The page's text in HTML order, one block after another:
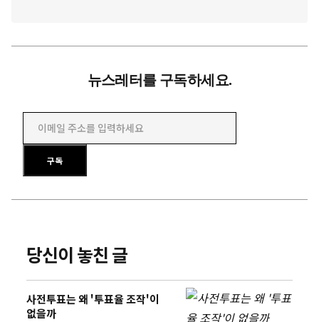
뉴스레터를 구독하세요.
이메일 주소를 입력하세요
구독
당신이 놓친 글
사전투표는 왜 '투표율 조작'이
없을까